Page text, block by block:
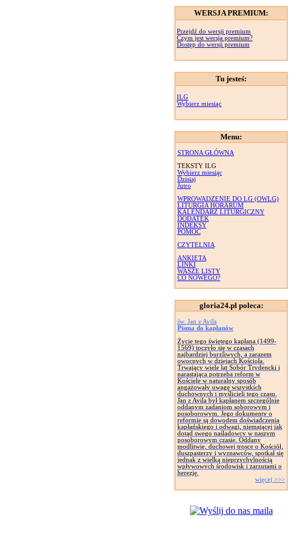
WERSJA PREMIUM:
Przejdź do wersji premium
Czym jest wersja premium?
Dostęp do wersji premium
Tu jesteś:
ILG
Wybierz miesiąc
Menu:
STRONA GŁÓWNA
TEKSTY ILG
Wybierz miesiąc
Dzisiaj
Jutro
WPROWADZENIE DO LG (OWLG)
LITURGIA HORARUM
KALENDARZ LITURGICZNY
DODATEK
INDEKSY
POMOC
CZYTELNIA
ANKIETA
LINKI
WASZE LISTY
CO NOWEGO?
gloria24.pl poleca:
św. Jan z Avila
Pisma do kapłanów
Życie tego świętego kapłana (1499-
1569) toczyło się w czasach
najbardziej burzliwych, a zarazem
owocnych w dziejach Kościoła.
Trwający wiele lat Sobór Trydencki i
narastająca potrzeba reform w
Kościele w naturalny sposób
angażowały uwagę wszystkich
duchownych i myślicieli tego czasu.
Jan z Avila był kapłanem szczególnie
oddanym zadaniom soborowym i
posoborowym. Jego dokumenty o
reformie są dowodem doświadczenia
kapłańskiego i odwagi, niemającej jak
dotąd swego naśladowcy w naszym
posoborowym czasie. Oddany
modlitwie, duchowej trosce o Kościół,
duszpasterzy i wyznawców, spotkał się
jednak z wielką nieprzychylnością
wpływowych środowisk i zarzutami o
herezję.
więcej >>>